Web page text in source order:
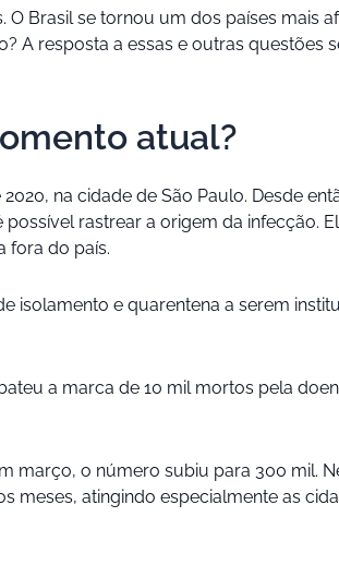
Brasil se tornou um dos países mais
resposta a essas e outras questões
atual?
na cidade de São Paulo. Desde
rastrear a origem da infecção.
fora do país.
isolamento e quarentena a serem
a marca de 10 mil mortos pela
março, o número subiu para 300 mil.
atingindo especialmente as